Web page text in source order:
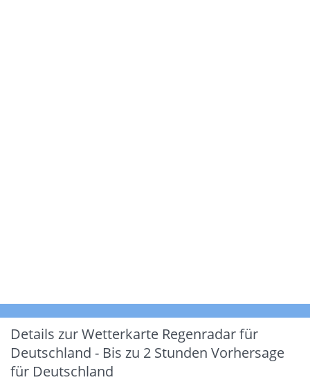
Details zur Wetterkarte Regenradar für
Deutschland - Bis zu 2 Stunden Vorhersage
für Deutschland